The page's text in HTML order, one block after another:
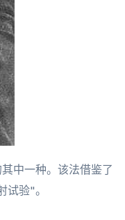
中一种。该法借鉴了
试验"。